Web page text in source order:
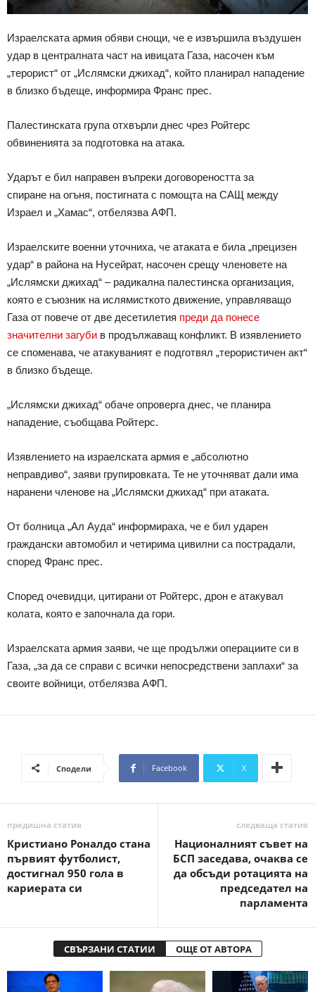
Израелската армия обяви снощи, че е извършила въздушен
удар в централната част на ивицата Газа, насочен към
„терорист“ от „Ислямски джихад“, който планирал нападение
в близко бъдеще, информира Франс прес.
Палестинската група отхвърли днес чрез Ройтерс
обвиненията за подготовка на атака.
Ударът е бил направен въпреки договореността за
спиране на огъня, постигната с помощта на САЩ между
Израел и „Хамас“, отбелязва АФП.
Израелските военни уточниха, че атаката е била „прецизен
удар“ в района на Нусейрат, насочен срещу членовете на
„Ислямски джихад“ – радикална палестинска организация,
която е съюзник на ислямисткото движение, управляващо
Газа от повече от две десетилетия преди да понесе
значителни загуби в продължаващ конфликт. В изявлението
се споменава, че атакуваният е подготвял „терористичен акт“
в близко бъдеще.
„Ислямски джихад“ обаче опроверга днес, че планира
нападение, съобщава Ройтерс.
Изявлението на израелската армия е „абсолютно
неправдиво“, заяви групировката. Те не уточняват дали има
наранени членове на „Ислямски джихад“ при атаката.
От болница „Ал Ауда“ информираха, че е бил ударен
граждански автомобил и четирима цивилни са пострадали,
според Франс прес.
Според очевидци, цитирани от Ройтерс, дрон е атакувал
колата, която е започнала да гори.
Израелската армия заяви, че ще продължи операциите си в
Газа, „за да се справи с всички непосредствени заплахи“ за
своите войници, отбелязва АФП.
Сподели Facebook X
предишна статия
Кристиано Роналдо стана
първият футболист,
достигнал 950 гола в
кариерата си
следваща статия
Националният съвет на
БСП заседава, очаква се
да обсъди ротацията на
председател на
парламента
СВЪРЗАНИ СТАТИИ ОЩЕ ОТ АВТОРА